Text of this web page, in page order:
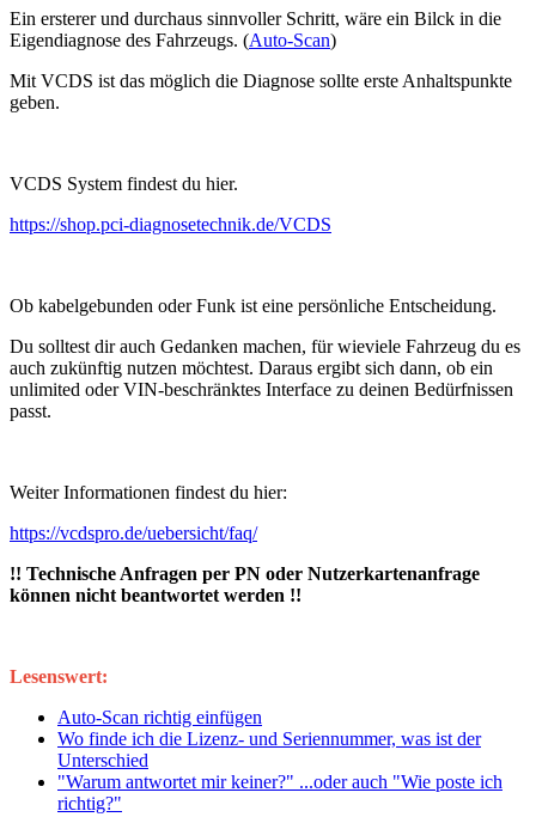
Ein ersterer und durchaus sinnvoller Schritt, wäre ein Bilck in die
Eigendiagnose des Fahrzeugs. (Auto-Scan)
Mit VCDS ist das möglich die Diagnose sollte erste Anhaltspunkte
geben.
VCDS System findest du hier.
https://shop.pci-diagnosetechnik.de/VCDS
Ob kabelgebunden oder Funk ist eine persönliche Entscheidung.
Du solltest dir auch Gedanken machen, für wieviele Fahrzeug du es
auch zukünftig nutzen möchtest. Daraus ergibt sich dann, ob ein
unlimited oder VIN-beschränktes Interface zu deinen Bedürfnissen
passt.
Weiter Informationen findest du hier:
https://vcdspro.de/uebersicht/faq/
!! Technische Anfragen per PN oder Nutzerkartenanfrage
können nicht beantwortet werden !!
Lesenswert:
Auto-Scan richtig einfügen
Wo finde ich die Lizenz- und Seriennummer, was ist der
Unterschied
"Warum antwortet mir keiner?" ...oder auch "Wie poste ich
richtig?"